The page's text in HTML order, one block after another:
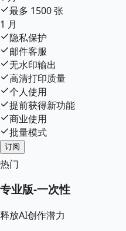
最多 1500张
1 月
隐私保护
邮件客服
无水印输出
高清打印质量
个人使用
提前获得新功能
商业使用
批量模式
订阅
热门
专业版-一次性
释放AI创作潜力